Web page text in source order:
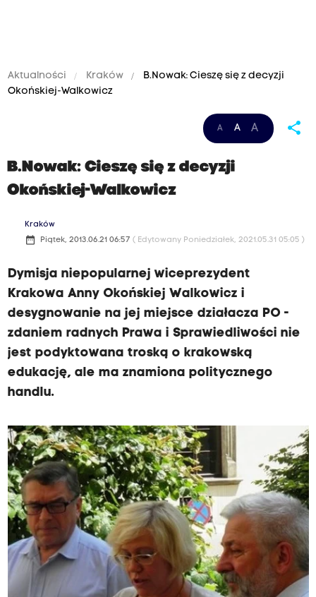
Aktualności Kraków
B.Nowak: Cieszę się z decyzji
Okońskiej-Walkowicz
A A A share
B.Nowak: Cieszę się z decyzji
Okońskiej-Walkowicz
Kraków
date_range Piątek, 2013.06.21 06:57 ( Edytowany Poniedziałek, 2021.05.31 05:05 )
Dymisja niepopularnej wiceprezydent
Krakowa Anny Okońskiej Walkowicz i
desygnowanie na jej miejsce działacza PO -
zdaniem radnych Prawa i Sprawiedliwości nie
jest podyktowana troską o krakowską
edukację, ale ma znamiona politycznego
handlu.